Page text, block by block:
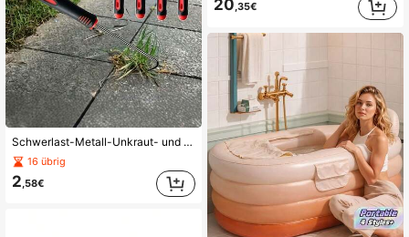
Schwerlast-Metall-Unkraut- und Kultivierungshaken, verstärkter Metall-Unkraut- und Bodenlockerungshaken, Garten-Hilfswerkzeug, Gartenbedarf, Gartengeräte, Outdoor-Gartenreinigungsprodukte, Multifunktionales Gartengerät, manueller Unkrautrechen, langanhaltend Manganstahl-Unkrautentferner, manuelles multifunktionales Garten-Unkrautentfernungswerkzeug, Schwerlast-Metallhand, multifunktionales Fugen-Unkraut- und Moosentfernungswerkzeug für Pflastersteine und Ziegel, perfekt zum Unkrautjäten, Bodenreinigung, Fugenreinigung, Unkrautjäten und Gartengeräte, stabiler Metallhaken
16 übrig
2 ,58€
20,35€